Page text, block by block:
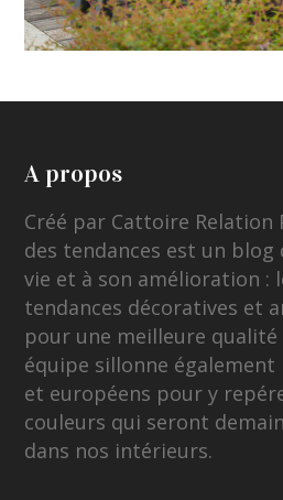
A propos
Créé par Cattoire Relation
des tendances est un blog
vie et à son amélioration :
tendances décoratives et
pour une meilleure qualité
équipe sillonne également
et européens pour y
couleurs qui seront
dans nos intérieurs.